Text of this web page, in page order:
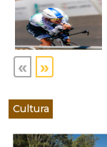
« »
Cultura